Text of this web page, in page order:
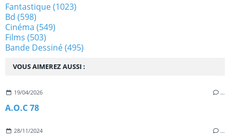
VOUS AIMEREZ AUSSI :
19/04/2026 …
A.O.C 78
28/11/2024 …
Fantastique(1023)
Bd (598)
Cinéma (549)
Films (503)
Bande Dessiné(495)